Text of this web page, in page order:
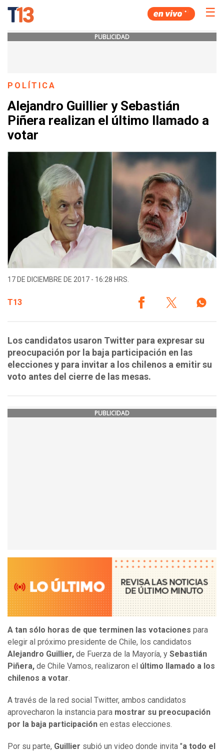
☰
PUBLICIDAD
POLÍTICA
Alejandro Guillier y Sebastián
Piñera realizan el último llamado a
votar
17 DE DICIEMBRE DE 2017 - 16:28 HRS.
T13
Los candidatos usaron Twitter para expresar su
preocupación por la baja participación en las
elecciones y para invitar a los chilenos a emitir su
voto antes del cierre de las mesas.
PUBLICIDAD
A tan sólo horas de que terminen las votaciones para
elegir al próximo presidente de Chile, los candidatos
Alejandro Guillier, de Fuerza de la Mayoría, y Sebastián
Piñera, de Chile Vamos, realizaron el último llamado a los
chilenos a votar.
A través de la red social Twitter, ambos candidatos
aprovecharon la instancia para mostrar su preocupación
por la baja participación en estas elecciones.
Por su parte, Guillier subió un video donde invita "a todo el